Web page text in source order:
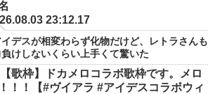
23:12.17
イデスが相変わらず化物だけど、レトラさんも
負けしないくらい上手くて驚いた
【歌枠】ドカメロコラボ歌枠です。メロ
！！【#ヴイアラ #アイデスコラボウィ